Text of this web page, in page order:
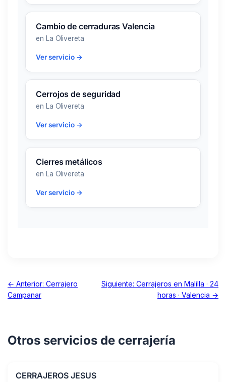
Cambio de cerraduras Valencia
en La Olivereta
Ver servicio →
Cerrojos de seguridad
en La Olivereta
Ver servicio →
Cierres metálicos
en La Olivereta
Ver servicio →
← Anterior: Cerrajero
Campanar
Siguiente: Cerrajeros en Malilla · 24
horas · Valencia →
Otros servicios de cerrajería
CERRAJEROS JESUS